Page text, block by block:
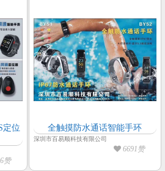
定位
赞
全触摸防水通话智能手环
深圳市百易顺科技有限公司
6691赞